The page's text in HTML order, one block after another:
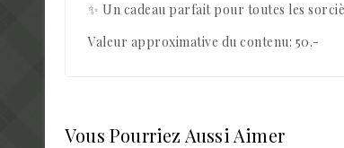
✨ Un cadeau parfait pour toutes les
Valeur approximative du contenu: 50.-
Vous Pourriez Aussi Aimer